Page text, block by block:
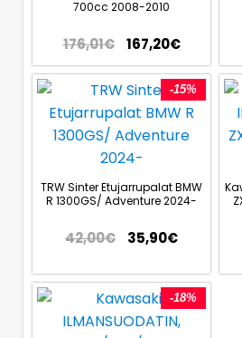
700cc 2008-2010
176,01€ 167,20€
-15%
TRW Sinter Etujarrupalat BMW
R 1300GS/ Adventure 2024-
42,00€ 35,90€
-18%